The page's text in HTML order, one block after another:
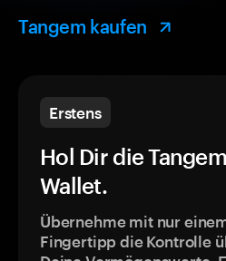
Tangem kaufen
Erstens
Hol Dir die Tangem
Wallet.
Übernehme mit nur
Fingertipp die Kontrolle